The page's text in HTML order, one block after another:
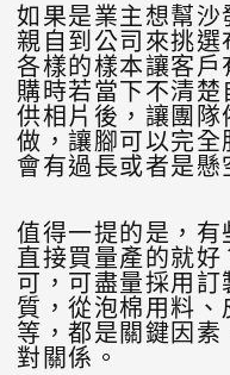
如果是業主想幫
親自到公司來挑
各樣的樣本讓客
購時若當下不清
供相片後，讓團
做，讓腳可以完
會有過長或者是懸
值得一提的是，
直接買量產的就
可，可盡量採用
質，從泡棉用料
等，都是關鍵因素
對關係。